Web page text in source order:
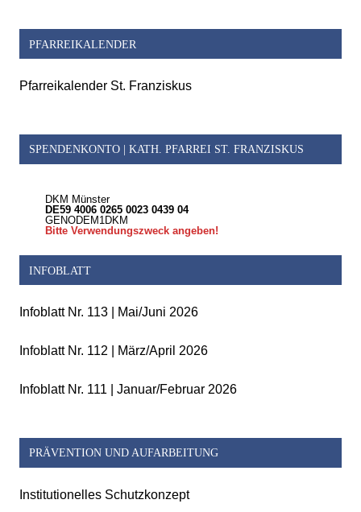
PFARREIKALENDER
Pfarreikalender St. Franziskus
SPENDENKONTO | KATH. PFARREI ST. FRANZISKUS
DKM Münster
DE59 4006 0265 0023 0439 04
GENODEM1DKM
Bitte Verwendungszweck angeben!
INFOBLATT
Infoblatt Nr. 113 | Mai/Juni 2026
Infoblatt Nr. 112 | März/April 2026
Infoblatt Nr. 111 | Januar/Februar 2026
PRÄVENTION UND AUFARBEITUNG
Institutionelles Schutzkonzept